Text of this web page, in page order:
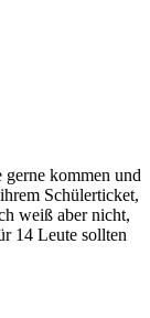
kommen und
Schülerticket,
weiß aber nicht,
14 Leute sollten